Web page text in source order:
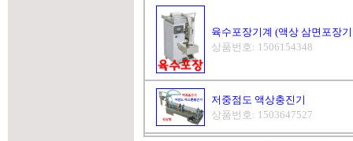
육수포장기계 (액상 삼면포장
상품번호: 1506154348
저중점도 액상충진기
상품번호: 1503647527